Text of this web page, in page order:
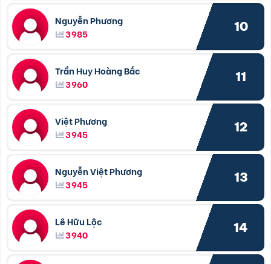
Nguyễn Phương
3985
10
Trần Huy Hoàng Bắc
3960
11
Việt Phương
3945
12
Nguyễn Việt Phương
3945
13
Lê Hữu Lộc
3940
14